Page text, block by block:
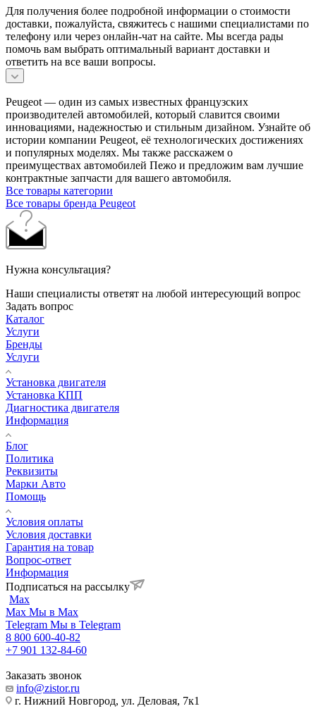
Для получения более подробной информации о стоимости
доставки, пожалуйста, свяжитесь с нашими специалистами по
телефону или через онлайн-чат на сайте. Мы всегда рады
помочь вам выбрать оптимальный вариант доставки и
ответить на все ваши вопросы.
Peugeot — один из самых известных французских
производителей автомобилей, который славится своими
инновациями, надежностью и стильным дизайном. Узнайте об
истории компании Peugeot, её технологических достижениях
и популярных моделях. Мы также расскажем о
преимуществах автомобилей Пежо и предложим вам лучшие
контрактные запчасти для вашего автомобиля.
Все товары категории
Все товары бренда Peugeot
Нужна консультация?
Наши специалисты ответят на любой интересующий вопрос
Задать вопрос
Каталог
Услуги
Бренды
Услуги
Установка двигателя
Установка КПП
Диагностика двигателя
Информация
Блог
Политика
Реквизиты
Марки Авто
Помощь
Условия оплаты
Условия доставки
Гарантия на товар
Вопрос-ответ
Информация
Подписаться на рассылку
Max
Max Мы в Max
Telegram Мы в Telegram
8 800 600-40-82
+7 901 132-84-60
Заказать звонок
info@zistor.ru
г. Нижний Новгород, ул. Деловая, 7к1